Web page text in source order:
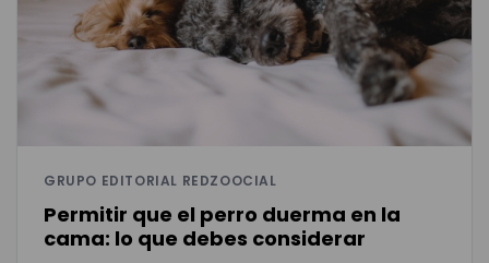
GRUPO EDITORIAL REDZOOCIAL
Permitir que el perro duerma en la
cama: lo que debes considerar